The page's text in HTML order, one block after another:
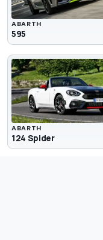
ABARTH
595
ABARTH
124 Spider